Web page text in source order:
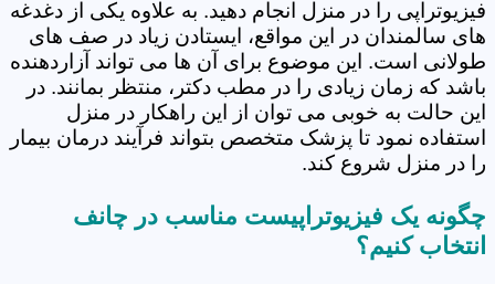
فیزیوتراپی را در منزل انجام دهید. به علاوه یکی از دغدغه
های سالمندان در این مواقع، ایستادن زیاد در صف های
طولانی است. این موضوع برای آن ها می تواند آزاردهنده
باشد که زمان زیادی را در مطب دکتر، منتظر بمانند. در
این حالت به خوبی می توان از این راهکار در منزل
استفاده نمود تا پزشک متخصص بتواند فرآیند درمان بیمار
را در منزل شروع کند.
چگونه یک فیزیوتراپیست مناسب در چانف
انتخاب کنیم؟